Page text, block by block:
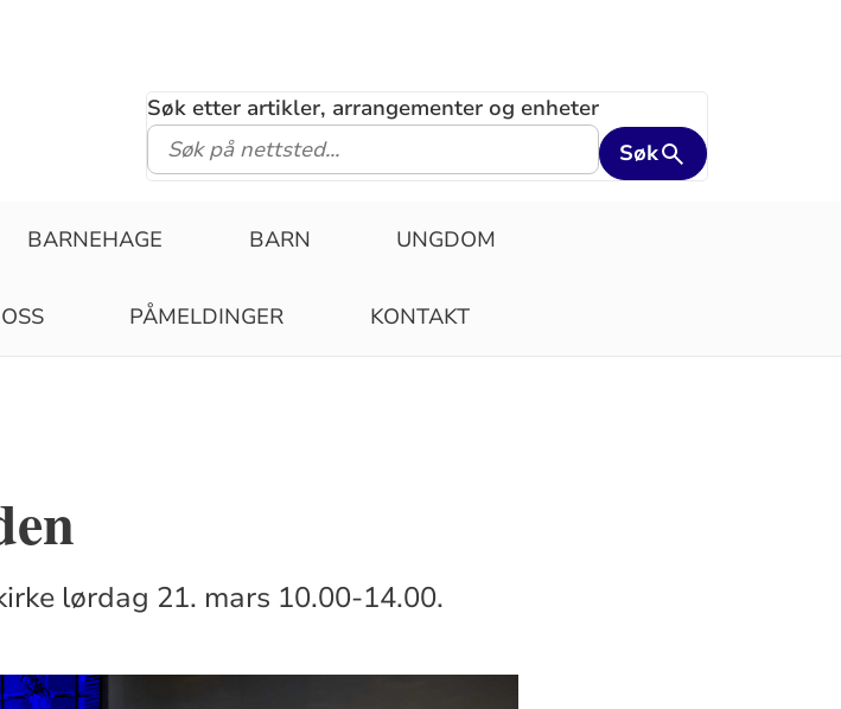
Søk etter artikler, arrangementer og enheter
Søk
BARNEHAGE BARN UNGDOM
PÅMELDINGER KONTAKT
lørdag 21. mars 10.00-14.00.